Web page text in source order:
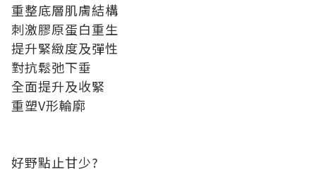
重整底層肌膚結構
刺激膠原蛋白重生
提升緊緻度及彈性
對抗鬆弛下垂
全面提升及收緊
重塑V形輪廓
好野點止甘少?